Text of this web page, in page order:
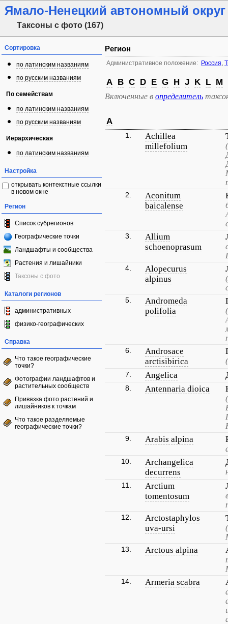
Ямало-Ненецкий автономный округ
Таксоны с фото (167)
Сортировка
по латинским названиям
по русским названиям
По семействам
по латинским названиям
по русским названиям
Иерархическая
по латинским названиям
Настройка
открывать контекстные ссылки
в новом окне
Регион
Список субрегионов
Географические точки
Ландшафты и сообщества
Растения и лишайники
Таксоны с фото
Каталоги регионов
административных
физико-географических
Справка
Что такое географические
точки?
Фотографии ландшафтов и
растительных сообществ
Привязка фото растений и
лишайников к точкам
Что такое разделяемые
географические точки?
Регион
Административное положение: Россия,
A B C D E G H J K L M
Включенные в определитель
A
1.
Achillea
millefolium
2.
Aconitum
baicalense
3.
Allium
schoenoprasum
4.
Alopecurus
alpinus
5.
Andromeda
polifolia
6.
Androsace
arctisibirica
7. Angelica
8. Antennaria dioica
9. Arabis alpina
10.
Archangelica
decurrens
11.
Arctium
tomentosum
12.
Arctostaphylos
uva-ursi
13. Arctous alpina
14. Armeria scabra